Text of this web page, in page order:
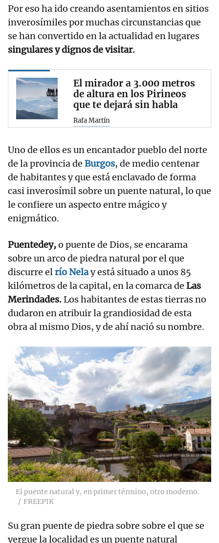
Por eso ha ido creando asentamientos en sitios
inverosímiles por muchas circunstancias que
se han convertido en la actualidad en lugares
singulares y dignos de visitar.
El mirador a 3.000 metros
de altura en los Pirineos
que te dejará sin habla
Rafa Martín
Uno de ellos es un encantador pueblo del norte
de la provincia de Burgos, de medio centenar
de habitantes y que está enclavado de forma
casi inverosímil sobre un puente natural, lo que
le confiere un aspecto entre mágico y
enigmático.
Puentedey,o puente de Dios, se encarama
sobre un arco de piedra natural por el que
discurre el río Nelay está situado a unos 85
kilómetros de la capital, en la comarca de Las
Merindades. Los habitantes de estas tierras no
dudaron en atribuir la grandiosidad de esta
obra al mismo Dios, y de ahí nació su nombre.
El puente natural y, en primer término, otro moderno.
FREEPIK
Su gran puente de piedra sobre sobre el que se
yergue la localidad es un puente natural